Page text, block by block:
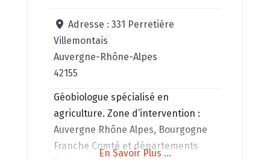
Adresse :331 Perretière
Villemontais
Auvergne-Rhône-Alpes
42155
Géobiologue spécialisé en
agriculture. Zone d’intervention :
Auvergne Rhône Alpes, Bourgogne
Franche Comté et départements
En Savoir Plus ...